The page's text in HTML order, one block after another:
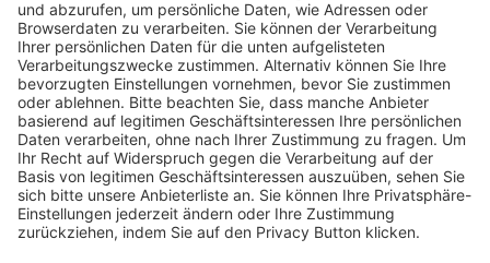
Pässe und Vereinswechsel
Trainerausbildung
Schulungsangebot Vereinsmitarbeiter
BFV-Geschäftsstellen
Trainerbörse
Login SpielPlus
FOLGE DEM BFV